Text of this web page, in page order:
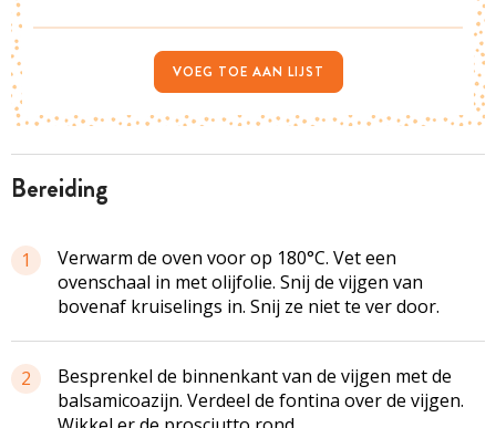
bereiding
1
Verwarm de oven voor op 180°C. Vet een
ovenschaal in met olijfolie. Snij de vijgen van
bovenaf kruiselings in. Snij ze niet te ver door.
2
Besprenkel de binnenkant van de vijgen met de
balsamicoazijn. Verdeel de fontina over de vijgen.
VOEG TOE AAN LIJST